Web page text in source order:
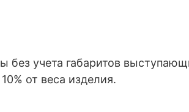
без учета габаритов
от веса изделия.